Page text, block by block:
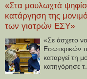
«Στα μουλωχτά
κατάργηση της
των γιατρών ΕΣΥ»
«Σε άσχετο
Εσωτερικών
καταργεί τη
κατηγόρησε τ...